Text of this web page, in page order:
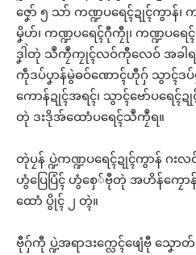
ဇၞော် ၅ သာ် ကဏ္ဍပရေၚ်ဍုၚ်ကွာန်၊
မၞိဟ်၊ ကဏ္ဍပရေၚ်ဂီုကၠီု၊ ကဏ္ဍပရ
ဒၞါဲတုဲ သဳကၠဳကၠုၚ်လဝ်ကီုလေဝ် အခါရ
ကဵုဒပ်ပၞာန်မွဲဓဝ်ဏောၚ်ဟီုဂှ် သွာၚ်ဒ
ကောန်ဍုၚ်အရၚ်၊ သွာၚ်ဗော်ပရေ
တုဲ ဒးဒိုအ်ထောံပရေၚ်သဳကၠဳရ။
တုဲပၠန် ပ္ဍဲကဏ္ဍပရေၚ်ဍုၚ်ကွာန် ဂ
ဟွံပြေပြံၚ် ဟွံစှေ်ဗီုတုဲ အဟိန်ကၠော
ထောံ ပွိုၚ် ၂ တ္ၚဲ။
ဗီုဂှ်ကီု ပ္ဍဲအရာဒးက္လေၚ်ဖျေံဗီု သၞော